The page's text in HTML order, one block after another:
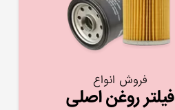
فروش انواع
فیلتر روغن اصلی